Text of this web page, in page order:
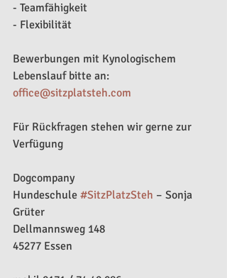
- Teamfähigkeit
- Flexibilität
Bewerbungen mit Kynologischem
Lebenslauf bitte an:
office@sitzplatsteh.com
Für Rückfragen stehen wir gerne zur
Verfügung
Dogcompany
Hundeschule #SitzPlatzSteh – Sonja
Grüter
Dellmannsweg 148
45277 Essen